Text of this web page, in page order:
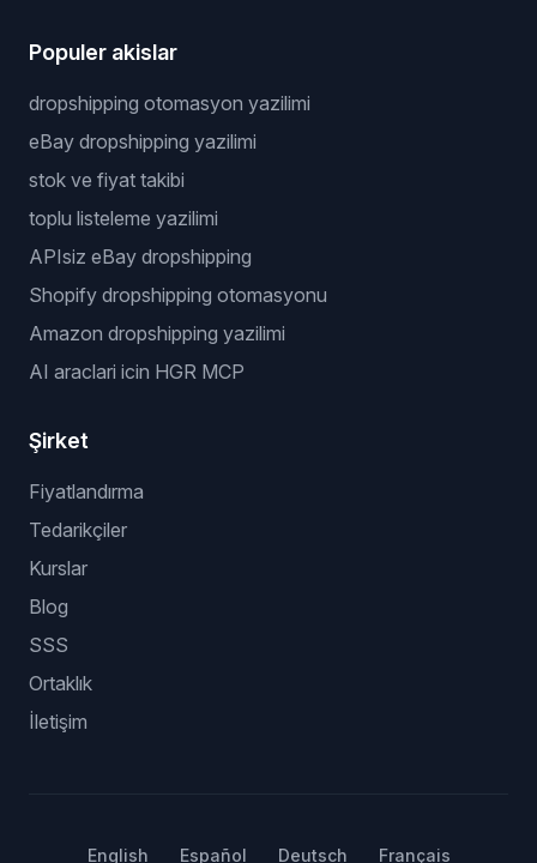
Populer akislar
dropshipping otomasyon yazilimi
eBay dropshipping yazilimi
stok ve fiyat takibi
toplu listeleme yazilimi
APIsiz eBay dropshipping
Shopify dropshipping otomasyonu
Amazon dropshipping yazilimi
AI araclari icin HGR MCP
Şirket
Fiyatlandırma
Tedarikçiler
Kurslar
Blog
SSS
Ortaklık
İletişim
English Español Deutsch Français